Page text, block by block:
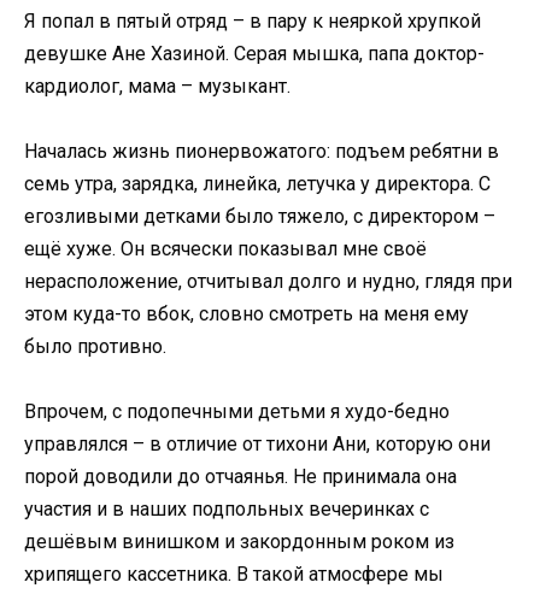
Я попал в пятый отряд – в пару к неяркой хрупкой
девушке Ане Хазиной. Серая мышка, папа доктор-
кардиолог, мама – музыкант.
Началась жизнь пионервожатого: подъем ребятни в
семь утра, зарядка, линейка, летучка у директора. С
егозливыми детками было тяжело, с директором –
ещё хуже. Он всячески показывал мне своё
нерасположение, отчитывал долго и нудно, глядя при
этом куда-то вбок, словно смотреть на меня ему
было противно.
Впрочем, с подопечными детьми я худо-бедно
управлялся – в отличие от тихони Ани, которую они
порой доводили до отчаянья. Не принимала она
участия и в наших подпольных вечеринках с
дешёвым винишком и закордонным роком из
хрипящего кассетника. В такой атмосфере мы